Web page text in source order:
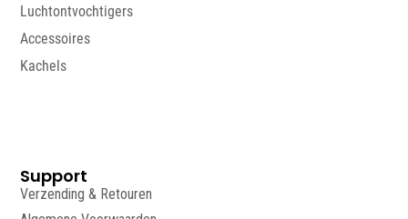
Luchtontvochtigers
Accessoires
Kachels
Support
Verzending & Retouren